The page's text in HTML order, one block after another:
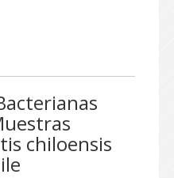
chiloensis